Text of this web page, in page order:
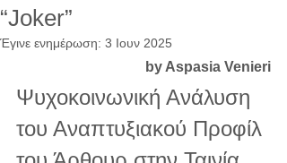
“Joker”
Έγινε ενημέρωση: 3 Ιουν 2025
by Aspasia Venieri
Ψυχοκοινωνική Ανάλυση
του Αναπτυξιακού Προφίλ